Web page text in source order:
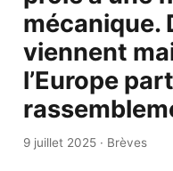
mécanique.
viennent
l’Europe
9 juillet 2025· Brèves